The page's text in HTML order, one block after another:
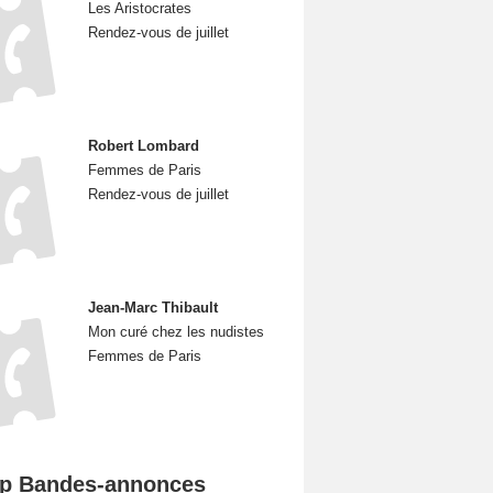
Les Aristocrates
Rendez-vous de juillet
Robert Lombard
Femmes de Paris
Rendez-vous de juillet
Jean-Marc Thibault
Mon curé chez les nudistes
Femmes de Paris
Bandes-annonces